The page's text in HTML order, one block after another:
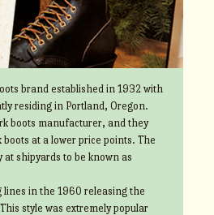
brand established in 1932 with
residing in Portland, Oregon.
boots manufacturer, and they
at a lower price points. The
shipyards to be known as
lines in the 1960 releasing the
style was extremely popular